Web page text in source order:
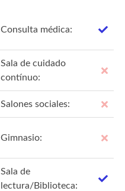
Consulta médica:
Sala de cuidado
contínuo:
Salones sociales:
Gimnasio:
Sala de
lectura/Biblioteca: